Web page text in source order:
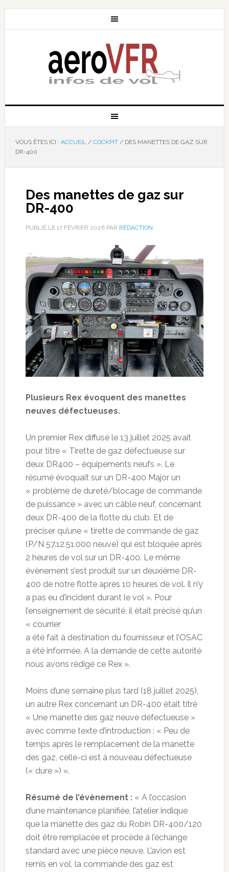
VOUS ÊTES ICI : ACCUEIL / COCKPIT /DES MANETTES DE GAZ SUR
DR-400
Des manettes de gaz sur
DR-400
PUBLIÉ LE 17 FÉVRIER 2026PAR RÉDACTION
Plusieurs Rex évoquent des manettes
neuves défectueuses.
Un premier Rex diffusé le 13 juillet 2025 avait
pour titre « Tirette de gaz défectueuse sur
deux DR400 – équipements neufs ». Le
résumé évoquait sur un DR-400 Major un
« problème de dureté/blocage de commande
de puissance » avec un câble neuf, concernant
deux DR-400 de la flotte du club. Et de
préciser qu’une « tirette de commande de gaz
(P/N 57.12.51.000 neuve) qui est bloquée après
2 heures de vol sur un DR-400. Le même
évènement s’est produit sur un deuxième DR-
400 de notre flotte après 10 heures de vol. Il n’y
a pas eu d’incident durant le vol ». Pour
l’enseignement de sécurité, il était précisé qu’un
« courrier
a été fait à destination du fournisseur et l’OSAC
a été informée. A la demande de cette autorité
nous avons rédigé ce Rex ».
Moins d’une semaine plus tard (18 juillet 2025),
un autre Rex concernant un DR-400 était titré
« Une manette des gaz neuve défectueuse »
avec comme texte d’introduction : « Peu de
temps après le remplacement de la manette
des gaz, celle-ci est à nouveau défectueuse
(« dure ») ».
Résumé de l’évènement :« A l’occasion
d’une maintenance planifiée, l’atelier indique
que la manette des gaz du Robin DR-400/120
doit être remplacée et procède à l’échange
standard avec une pièce neuve. L’avion est
remis en vol, la commande des gaz est